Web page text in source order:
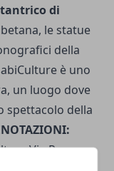
di
le statue
della
è uno
un luogo dove
spettacolo della
Via Papa